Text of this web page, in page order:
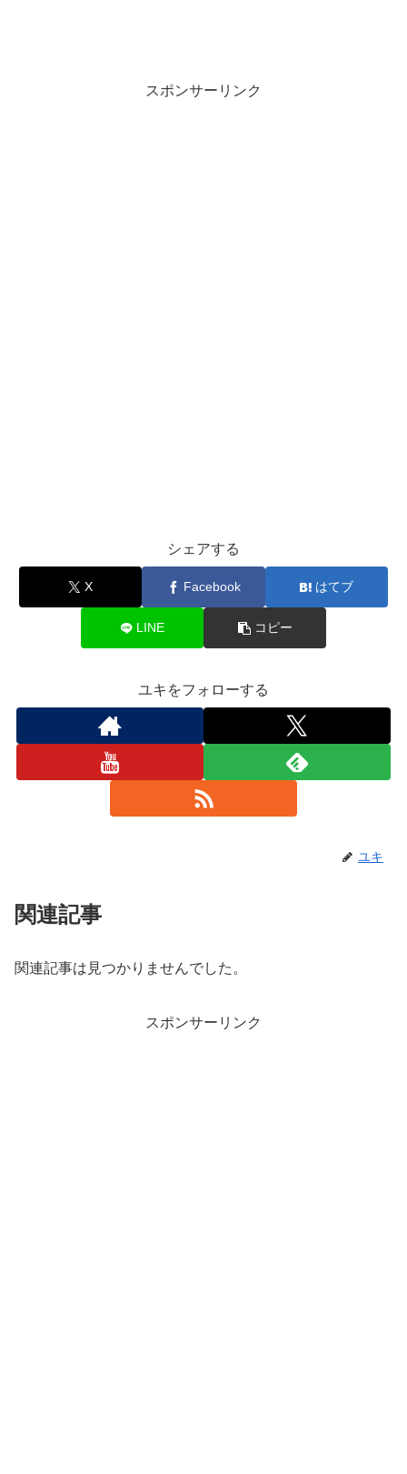
スポンサーリンク
シェアする
X Facebook はてブ
LINE コピー
ユキをフォローする
ユキ
関連記事
関連記事は見つかりませんでした。
スポンサーリンク